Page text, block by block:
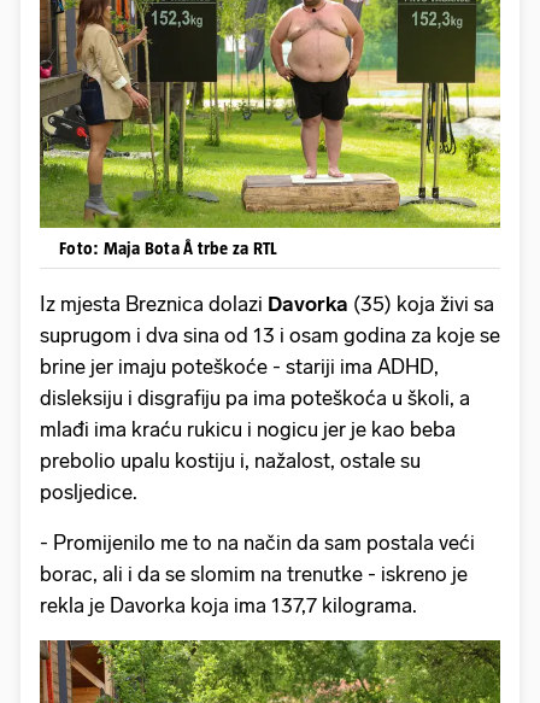
Foto: Maja Bota Å trbe za RTL
Iz mjesta Breznica dolazi Davorka (35) koja živi sa
suprugom i dva sina od 13 i osam godina za koje se
brine jer imaju poteškoće - stariji ima ADHD,
disleksiju i disgrafiju pa ima poteškoća u školi, a
mlađi ima kraću rukicu i nogicu jer je kao beba
prebolio upalu kostiju i, nažalost, ostale su
posljedice.
- Promijenilo me to na način da sam postala veći
borac, ali i da se slomim na trenutke - iskreno je
rekla je Davorka koja ima 137,7 kilograma.